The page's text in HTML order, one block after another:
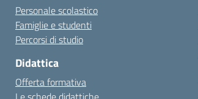
Personale scolastico
Famiglie e studenti
Percorsi di studio
Didattica
Offerta formativa